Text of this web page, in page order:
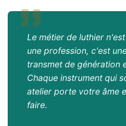
Le métier de luthier
une profession, c'est
transmet de génération
Chaque instrument qui
atelier porte votre âme
faire.